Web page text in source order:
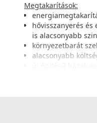
Megtakarítások:
hővisszanyerés
is alacsonyabb
környezetbarát
alacsonyabb
egyes esetekben